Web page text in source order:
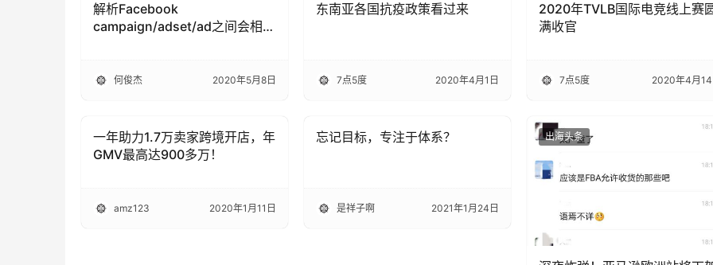
解析Facebook
campaign/adset/ad之间会相互
何俊杰 2020年5月8日
东南亚各国抗疫政策看过来
7点5度 2020年4月1日
2020年TVLB国际电竞线上赛
满收官
7点5度 2020年4月
出海头条
一年助力1.7万卖家跨境开店，年
GMV最高达900多万！
amz123 2020年1月11日
出海头条
忘记目标，专注于体系？
是祥子啊 2021年1月24日
出海头条